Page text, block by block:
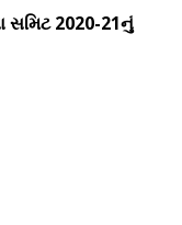
સમિટ 2020-21નું